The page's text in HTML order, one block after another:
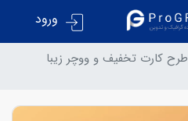
ورود
طرح کارت تخفیف و ووچر زیبا